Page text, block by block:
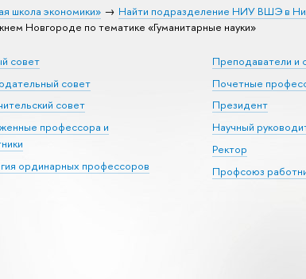
школа экономики» Найти подразделение НИУ ВШЭ в
Новгороде по тематике «Гуманитарные науки»
совет
совет
совет
профессора и
ординарных профессоров
Преподаватели и
Почетные
Президент
Научный
Ректор
Профсоюз